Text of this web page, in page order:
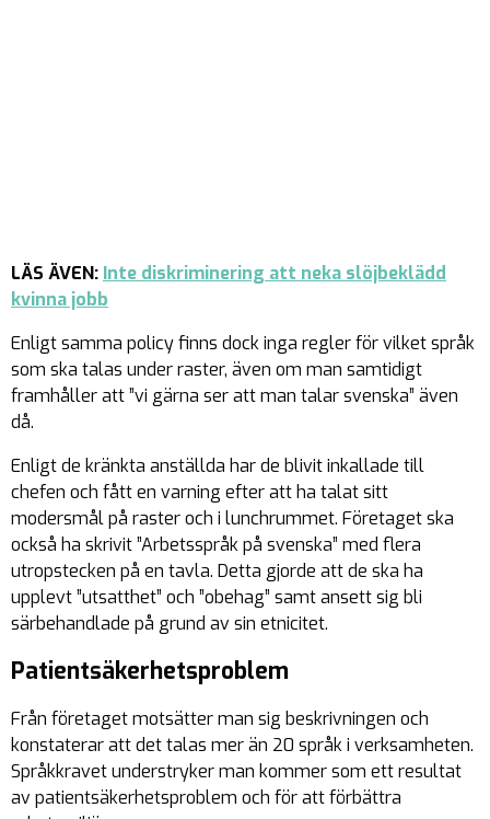
LÄS ÄVEN: Inte diskriminering att neka slöjbeklädd
kvinna jobb
Enligt samma policy finns dock inga regler för vilket språk
som ska talas under raster, även om man samtidigt
framhåller att ”vi gärna ser att man talar svenska” även
då.
Enligt de kränkta anställda har de blivit inkallade till
chefen och fått en varning efter att ha talat sitt
modersmål på raster och i lunchrummet. Företaget ska
också ha skrivit ”Arbetsspråk på svenska” med flera
utropstecken på en tavla. Detta gjorde att de ska ha
upplevt ”utsatthet” och ”obehag” samt ansett sig bli
särbehandlade på grund av sin etnicitet.
Patientsäkerhetsproblem
Från företaget motsätter man sig beskrivningen och
konstaterar att det talas mer än 20 språk i verksamheten.
Språkkravet understryker man kommer som ett resultat
av patientsäkerhetsproblem och för att förbättra